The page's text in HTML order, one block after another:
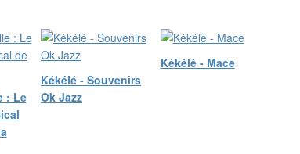
: Le
Kékélé - Souvenirs
Ok Jazz
Kékélé - Mace